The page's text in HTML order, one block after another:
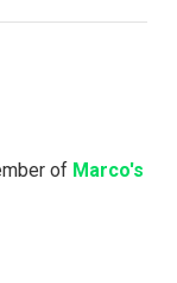
of Marco's